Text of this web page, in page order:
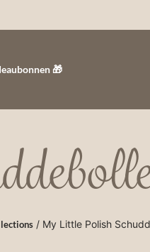
🎁
/ My Little Polish